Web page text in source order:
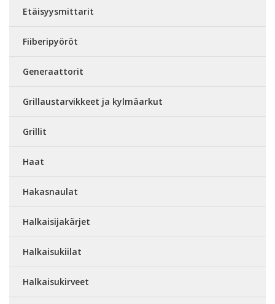
Etäisyysmittarit
Fiiberipyöröt
Generaattorit
Grillaustarvikkeet ja kylmäarkut
Grillit
Haat
Hakasnaulat
Halkaisijakärjet
Halkaisukiilat
Halkaisukirveet